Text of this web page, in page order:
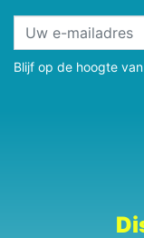
Blijf op de hoogte